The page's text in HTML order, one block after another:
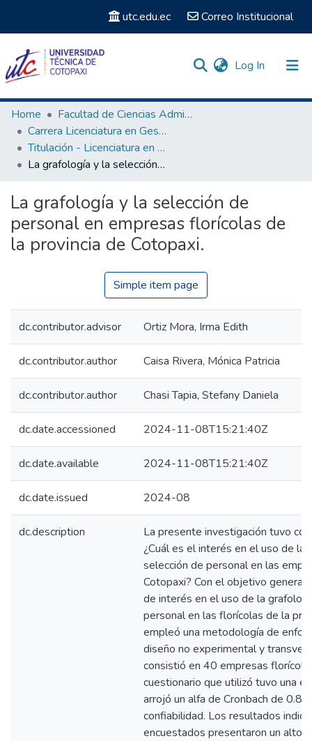
utc.edu.ec Correo Institucional
Log In (current)
Communities & Collections
Search
Statistics
Home
Facultad de Ciencias Administrativas y Económicas
Carrera Licenciatura en Gestión del Talento Humano
Titulación - Licenciatura en Gestión del Talento Humano
La grafología y la selección de personal en empresas florícolas de la provincia de Cotopaxi.
La grafología y la selección de
personal en empresas florícolas de
la provincia de Cotopaxi.
Simple item page
dc.contributor.advisor Ortiz Mora, Irma Edith
dc.contributor.author Caisa Rivera, Mónica Patricia
dc.contributor.author Chasi Tapia, Stefany Daniela
dc.date.accessioned 2024-11-08T15:21:40Z
dc.date.available 2024-11-08T15:21:40Z
dc.date.issued 2024-08
dc.description
La presente investigación tuvo
¿Cuál es el interés en el uso de la
selección de personal en las
Cotopaxi? Con el objetivo general
de interés en el uso de la
personal en las florícolas de la
empleó una metodología de
diseño no experimental y
consistió en 40 empresas
cuestionario que utilizó tuvo una
arrojó un alfa de Cronbach de
confiabilidad. Los resultados
encuestados presentaron un alto